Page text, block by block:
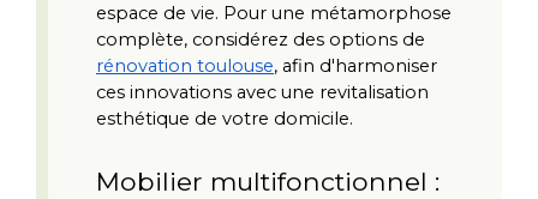
espace de vie. Pour une métamorphose
rénovation toulouse, afin d'harmoniser
ces innovations avec une revitalisation
esthétique de votre domicile.
Mobilier multifonctionnel :